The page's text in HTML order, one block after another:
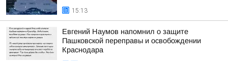
15:13
Евгений Наумов напомнил о защите
Пашковской переправы и освобождении
Краснодара